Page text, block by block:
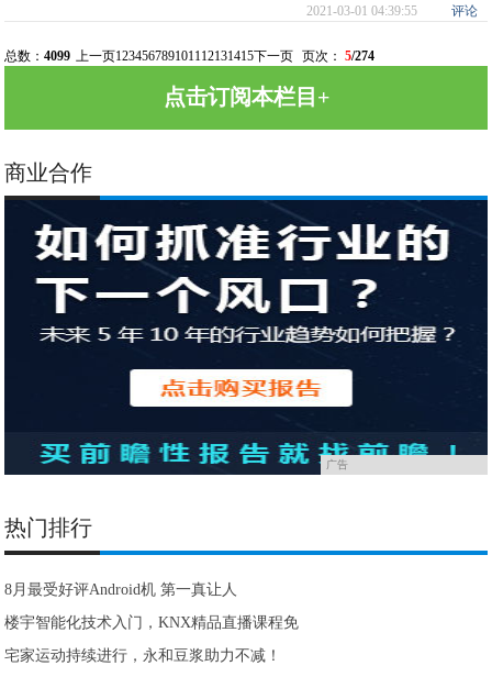
2021-03-01 04:39:55 评论
总数：4099 上一页123456789101112131415下一页 页次：5/274
点击订阅本栏目+
商业合作
广告
热门排行
8月最受好评Android机 第一真让人
楼宇智能化技术入门，KNX精品直播课程免
宅家运动持续进行，永和豆浆助力不减！